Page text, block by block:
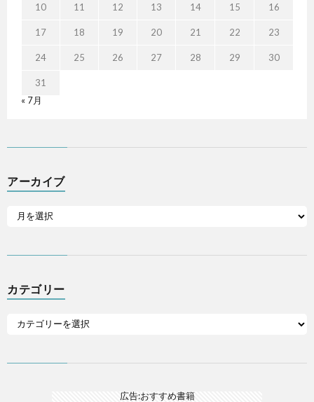
10 11 12 13 14 15 16
17 18 19 20 21 22 23
24 25 26 27 28 29 30
31
« 7月
アーカイブ
カテゴリー
広告:おすすめ書籍